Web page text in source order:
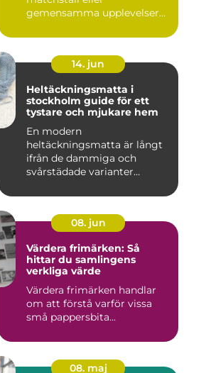
gemensamma upplevelser
14. jun
Heltäckningsmatta i
stockholm guide för ett
tystare och mjukare hem
En modern
heltäckningsmatta är långt
ifrån de dammiga och
svårstädade varianter
08. jun
Värdera frimärken: Så
hittar du samlingens
verkliga värde
Värdera frimärken handlar
om att förstå varför vissa
små pappersbita...
08. maj